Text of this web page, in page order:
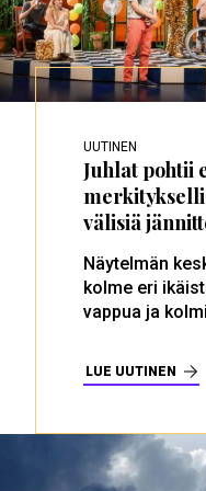
UUTINEN
Juhlat pohtii
välisiä
Näytelmän
kolme eri
vappua ja
LUE UUTINEN